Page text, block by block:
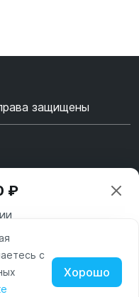
защищены
₽
соглашаетесь с
с
Хорошо